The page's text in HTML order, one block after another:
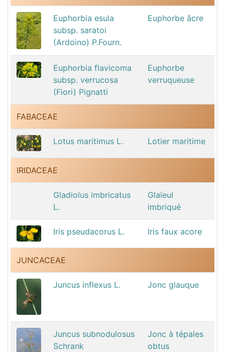
Euphorbia esula
subsp. saratoi
(Ardoino) P.Fourn.
Euphorbe âcre
Euphorbia flavicoma
subsp. verrucosa
(Fiori) Pignatti
Euphorbe
verruqueuse
FABACEAE
Lotus maritimus L. Lotier maritime
IRIDACEAE
Gladiolus imbricatus
L.
Glaïeul
imbriqué
Iris pseudacorus L. Iris faux acore
JUNCACEAE
Juncus inflexus L. Jonc glauque
Juncus subnodulosus
Schrank
Jonc à tépales
obtus